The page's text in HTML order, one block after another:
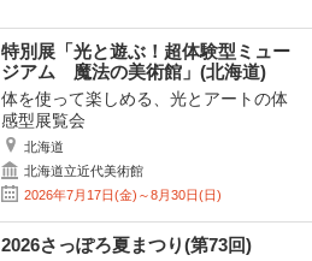
特別展「光と遊ぶ！超体験型ミュー
ジアム 魔法の美術館」(北海道)
体を使って楽しめる、光とアートの体
感型展覧会
北海道
北海道立近代美術館
2026年7月17日(金)～8月30日(日)
2026さっぽろ夏まつり(第73回)